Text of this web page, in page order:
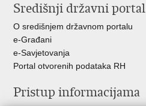
FacebookuTwitteru
Središnji državni portal
O središnjem državnom portalu
e-Građani
e-Savjetovanja
Portal otvorenih podataka RH
Pristup informacijama